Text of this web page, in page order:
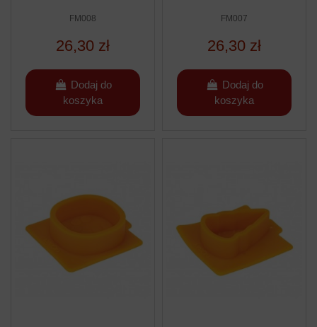
FM008
26,30 zł
Dodaj do
koszyka
FM007
26,30 zł
Dodaj do
koszyka